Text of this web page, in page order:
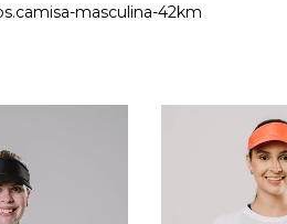
masculina-42km